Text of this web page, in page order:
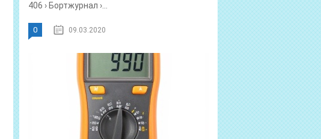
406 › Бортжурнал ›...
0 09.03.2020